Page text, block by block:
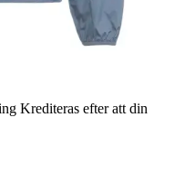
Krediteras efter att din